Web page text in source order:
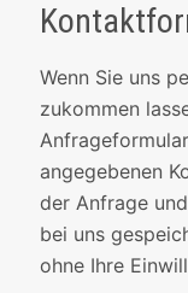
Wenn Sie uns
zukommen
angegebenen
der Anfrage
bei uns
ohne Ihre